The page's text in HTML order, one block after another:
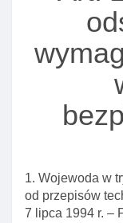
1. Wojewoda w
od przepisów
7 lipca 1994 r. –
Art. 20.
Art. 20a.
Art. 20aa.
przejazdów dla
Art. 20ab.
przejścia
Art. 20b.
Art. 20c.
urządzeń